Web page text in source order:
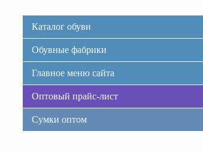
Каталог обуви
Обувные фабрики
Главное меню сайта
Оптовый прайс-лист
Сумки оптом